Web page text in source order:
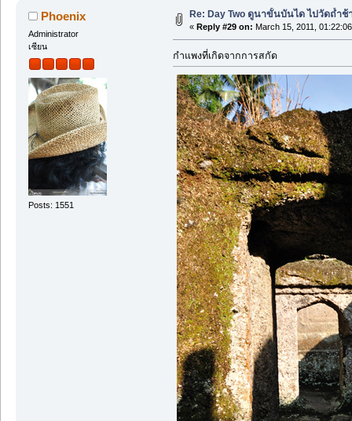
Phoenix
Administrator
เซียน
Posts: 1551
Re: Day Two ดูนาขั้นบันได ไปวัดถ้ำ
« Reply #29 on: March 15, 2011,
กำแพงที่เกิดจากการสกัด